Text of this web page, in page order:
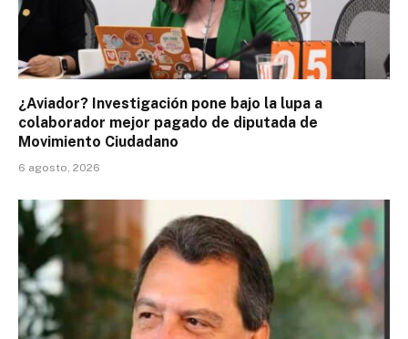
¿Aviador? Investigación pone bajo la lupa a
colaborador mejor pagado de diputada de
Movimiento Ciudadano
6 agosto, 2026